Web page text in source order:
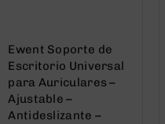
Ewent Soporte de
Escritorio Universal
para Auriculares –
Ajustable –
Antideslizante –